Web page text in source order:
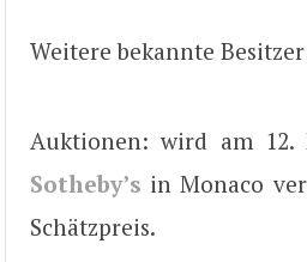
Weitere bekannte
Auktionen: wird am 12.
Sotheby’s in Monaco
Schätzpreis.